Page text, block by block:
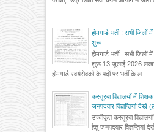
...
होमगार्ड भर्ती : सभी जिलों
शुरू
होमगार्ड भर्ती : सभी जिलों
शुरू 13 जुलाई 2026
होमगार्ड स्वयंसेवकों के पदों पर भर्ती के ल...
कस्तूरबा विद्यालयों में
जनपदवार विज्ञप्तियां देखें
उच्चीकृत कस्तूरबा
हेतु जनपदवार विज्ञप्तियां